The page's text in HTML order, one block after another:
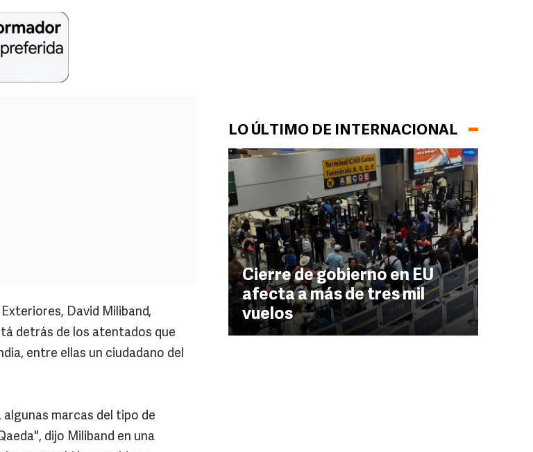
LO ÚLTIMO DE INTERNACIONAL
Cierre de gobierno en EU
afecta a más de tres mil
vuelos
David Miliband,
detrás de los atentados que
entre ellas un ciudadano del
marcas del tipo de
dijo Miliband en una